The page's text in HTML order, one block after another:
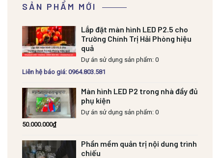
SẢN PHẨM MỚI
Lắp đặt màn hình LED P2.5 cho
Trường Chính Trị Hải Phòng hiệu
quả
Dự án sử dụng sản phẩm: 0
Liên hệ báo giá: 0964.803.581
Màn hình LED P2 trong nhà đầy đủ
phụ kiện
Dự án sử dụng sản phẩm: 0
50.000.000₫
Phần mềm quản trị nội dung trình
chiếu